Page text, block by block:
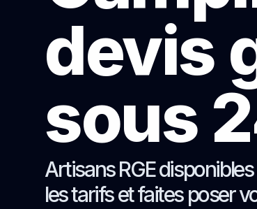
devis
sous
Artisans RGE
les tarifs et faites poser